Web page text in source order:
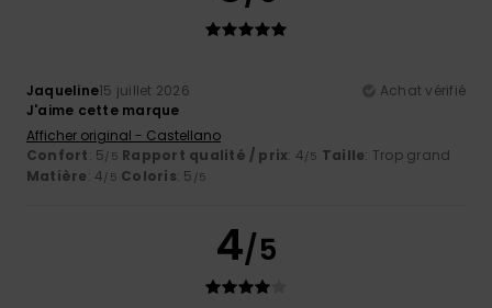
Jaqueline15 juillet 2026
Achat vérifié
J'aime cette marque
Afficher original - Castellano
Confort: 5/5 Rapport qualité / prix: 4/5 Taille: Trop grand
Matière: 4/5 Coloris: 5 /5
4/5